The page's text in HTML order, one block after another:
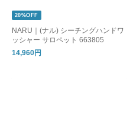
20%OFF
NARU｜(ナル) シーチングハンドワ
ッシャー サロペット 663805
14,960円